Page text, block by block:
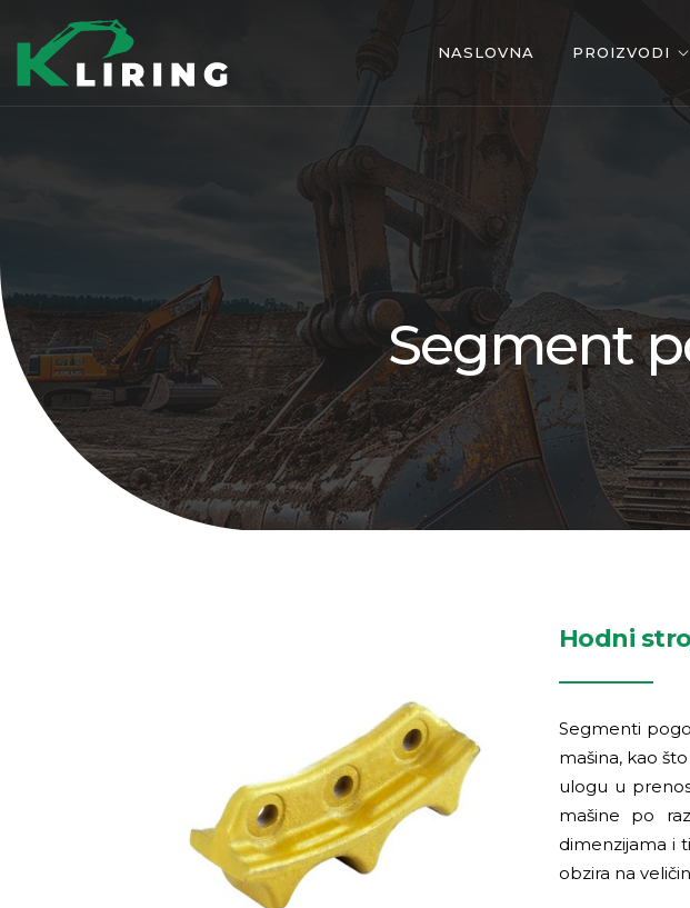
NASLOVNA PROIZVODI
Segment
Hodni
Segmenti
mašina, kao
ulogu u
mašine po
dimenzijama i
obzira na